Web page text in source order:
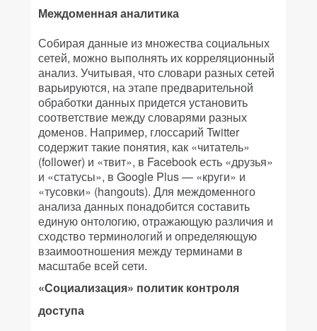
Междоменная аналитика
Собирая данные из множества социальных
сетей, можно выполнять их корреляционный
анализ. Учитывая, что словари разных сетей
варьируются, на этапе предварительной
обработки данных придется установить
соответствие между словарями разных
доменов. Например, глоссарий Twitter
содержит такие понятия, как «читатель»
(follower) и «твит», в Facebook есть «друзья»
и «статусы», в Google Plus — «круги» и
«тусовки» (hangouts). Для междоменного
анализа данных понадобится составить
единую онтологию, отражающую различия и
сходство терминологий и определяющую
взаимоотношения между терминами в
масштабе всей сети.
«Социализация» политик контроля
доступа